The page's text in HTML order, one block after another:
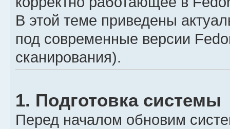
В этой теме приведены
под современные версии
сканирования).
1. Подготовка системы
Перед началом обновим